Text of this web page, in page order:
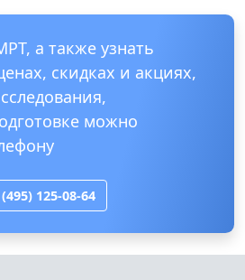
а также узнать
скидках и акциях,
можно
125-08-64